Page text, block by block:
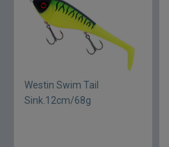
Westin Swim Tail
Sink.12cm/68g